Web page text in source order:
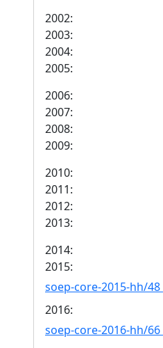
2002:
2003:
2004:
2005:
2006:
2007:
2008:
2009:
2010:
2011:
2012:
2013:
2014:
2015:
soep-core-2015-hh/48
2016:
soep-core-2016-hh/66